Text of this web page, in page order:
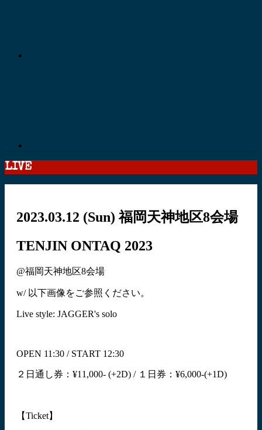
LIVE
2023.03.12 (Sun) 福岡天神地区8会場
TENJIN ONTAQ 2023
@福岡天神地区8会場
w/ 以下画像をご参照ください。
Live style: JAGGER's solo
OPEN 11:30 / START 12:30
２日通し券：¥11,000- (+2D) / １日券：¥6,000-(+1D)
【Ticket】